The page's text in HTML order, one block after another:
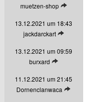
muetzen-shop Letzten
13.12.2021 um 18:43
jackdarckart Letzten Beitrag
13.12.2021 um 09:59
burxard Letzten Beitrag
11.12.2021 um 21:45
Dornenclanwaca Letzten